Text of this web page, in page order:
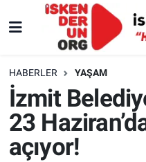
HABERLER YAŞAM
İzmit
23
açıyor!